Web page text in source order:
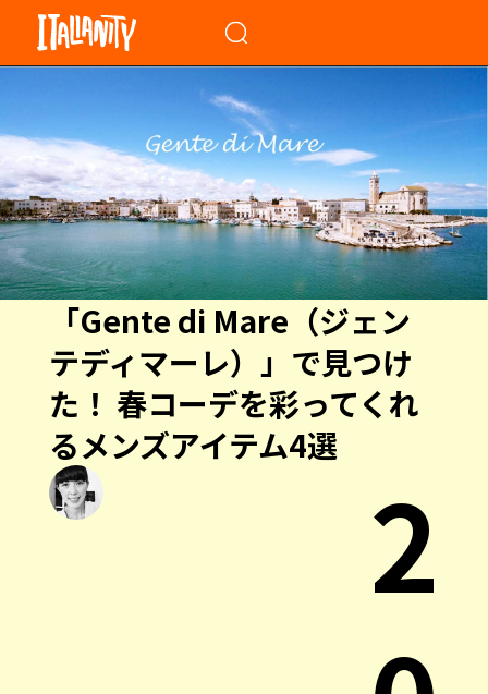
「Gente di Mare（ジェン
テディマーレ）」で見つけ
た！ 春コーデを彩ってくれ
るメンズアイテム4選
2